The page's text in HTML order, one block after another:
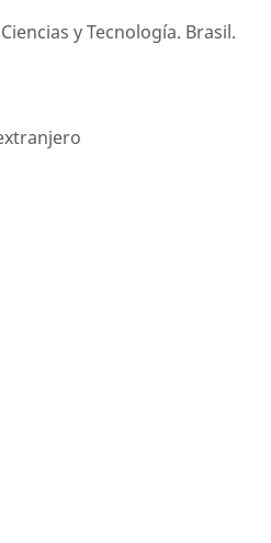
y Tecnología. Brasil.